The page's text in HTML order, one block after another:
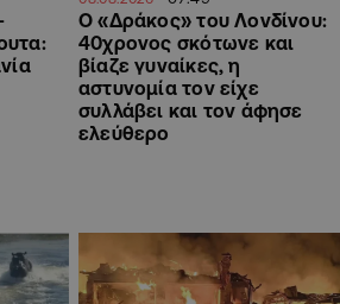
Ο «Δράκος» του Λονδίνου:
40χρονος σκότωνε και
βίαζε γυναίκες, η
αστυνομία τον είχε
συλλάβει και τον άφησε
ελεύθερο